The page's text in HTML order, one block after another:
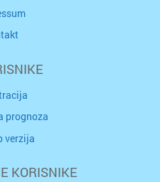
prognoza
verzija
KORISNIKE